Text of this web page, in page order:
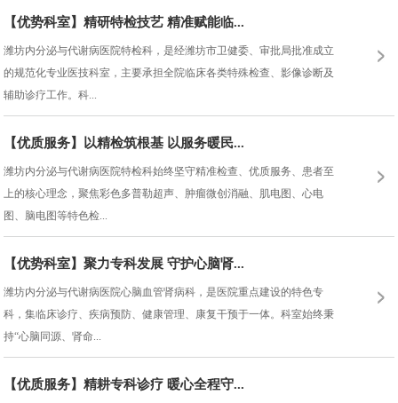
【优势科室】精研特检技艺 精准赋能临...
潍坊内分泌与代谢病医院特检科，是经潍坊市卫健委、审批局批准成立
的规范化专业医技科室，主要承担全院临床各类特殊检查、影像诊断及
辅助诊疗工作。科...
【优质服务】以精检筑根基 以服务暖民...
潍坊内分泌与代谢病医院特检科始终坚守精准检查、优质服务、患者至
上的核心理念，聚焦彩色多普勒超声、肿瘤微创消融、肌电图、心电
图、脑电图等特色检...
【优势科室】聚力专科发展 守护心脑肾...
潍坊内分泌与代谢病医院心脑血管肾病科，是医院重点建设的特色专
科，集临床诊疗、疾病预防、健康管理、康复干预于一体。科室始终秉
持“心脑同源、肾命...
【优质服务】精耕专科诊疗 暖心全程守...